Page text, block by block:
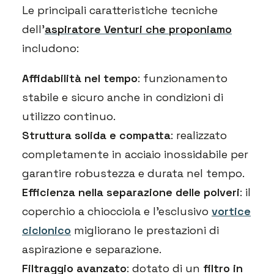
Le principali caratteristiche tecniche
dell’aspiratore Venturi che proponiamo
includono:
Affidabilità nel tempo: funzionamento
stabile e sicuro anche in condizioni di
utilizzo continuo.
Struttura solida e compatta: realizzato
completamente in acciaio inossidabile per
garantire robustezza e durata nel tempo.
Efficienza nella separazione delle polveri: il
coperchio a chiocciola e l’esclusivo vortice
ciclonico migliorano le prestazioni di
aspirazione e separazione.
Filtraggio avanzato: dotato di un filtro in